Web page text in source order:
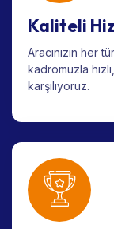
Kaliteli
Aracınızın her
kadromuzla
karşılıyoruz.